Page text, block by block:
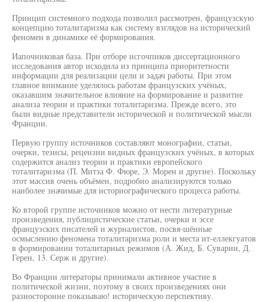
Принцип системного подхода позволил рассмотрен, французскую
концепцию тоталитаризма как систему взглядов на исторический
феномен в динамике её формирования.
Иапочниковая база. При отборе исгочпиков диссертационного
исследования автор исходила из принципа приоритетности
информации для реализации цели и задач работы. При этом
главное внимание уделялось работам французских учёных,
оказавшим значительное влияние на формирование и развитие
анализа теории и практики тоталитаризма. Прежде всего, это
были видные представители исторической и политической мысли
Франции.
Первую группу источников составляют монографии, статьи,
очерки, тезисы, рецензии видных французских учёных, в которых
содержится анализ теории и практики европейского
тоталитаризма (П. Митза Ф. Фюре, Э. Морен и другие). Поскольку
этот массив очень объёмен, подробно анализируются только
наиболее значимые для историографического процесса работы.
Ко второй группе источников можно от нести литературные
произведения, публицистические статьи, очерки и эссе
французских писателей и журналистов, посвя-шённые
осмыслению феномена тоталитаризма роли и места ит-еллекгуатов
в формировании тоталитарных режимов (А. Жид, Б. Суварин, Д.
Герен, 13. Серж и другие).
Во Франции литераторы принимали активное участие в
политической жизни, поэтому в своих произведениях они
разносторонне показываю! историческую перспективу.